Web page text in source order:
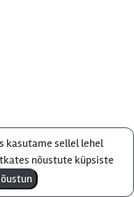
kasutame sellel lehel
nõustute küpsiste